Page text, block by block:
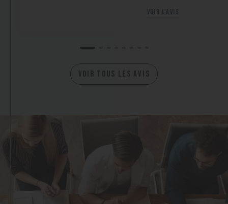
Voir l'avis
VOIR TOUS LES AVIS